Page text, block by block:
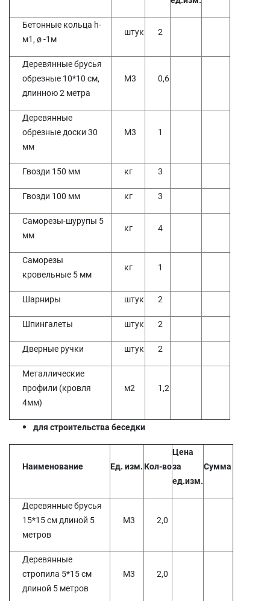
Бетонные кольца h-
м1, ø -1м
штук 2
Деревянные брусья
обрезные 10*10 см,
длинною 2 метра
М3 0,6
Деревянные
обрезные доски 30
мм
М3 1
Гвозди 150 мм кг 3
Гвозди 100 мм кг 3
Саморезы-шурупы 5
мм
кг 4
Саморезы
кровельные 5 мм
кг 1
Шарниры штук 2
Шпингалеты штук 2
Дверные ручки штук 2
Металлические
профили (кровля
4мм)
м2 1,2
для строительства беседки
Наименование Ед. изм. Кол-во
Цена
за
ед.изм.
Сумма
Деревянные брусья
15*15 см длиной 5
метров
М3 2,0
Деревянные
стропила 5*15 см
длиной 5 метров
М3 2,0